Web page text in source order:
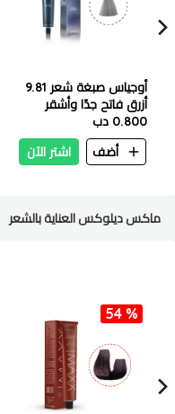
أوجياس صبغة شعر 9.81
أزرق فاتح جدًا وأشقر
رمادي 100 مل
0.800 دب
أضف
اشتر الآن
ماكس ديلوكس العناية بالشعر
54 %